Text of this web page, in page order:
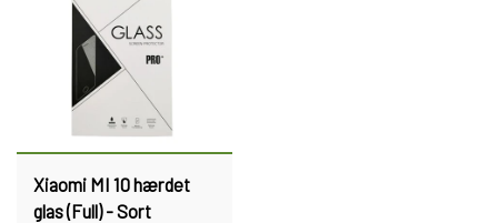
Xiaomi MI 10 hærdet
glas (Full) - Sort